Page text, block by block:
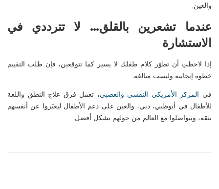
والعين.
عندما تشعرين بالقلق… لا تترددي في
الاستشارة
إذا لاحظتِ أن تطوّر كلام طفلك لا يسير كما تتوقعين، فإن طلب التقييم
خطوة إيجابية وليست مبالغة.
في المركز الأمريكي النفسي والعصبي، تعمل فرق علاج النطق واللغة
للأطفال في أبوظبي، دبي، والعين على دعم الأطفال ليعبّروا عن أنفسهم
بثقة، ويتواصلوا مع العالم من حولهم بشكل أفضل.